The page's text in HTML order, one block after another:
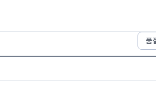
품